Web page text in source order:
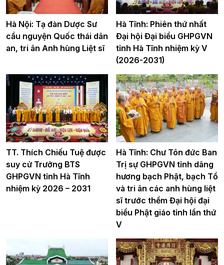
Hà Nội: Tạ đàn Dược Sư
cầu nguyện Quốc thái dân
an, tri ân Anh hùng Liệt sĩ
Hà Tĩnh: Phiên thứ nhất
Đại hội Đại biểu GHPGVN
tỉnh Hà Tĩnh nhiệm kỳ V
(2026-2031)
TT. Thích Chiếu Tuệ được
suy cử Trưởng BTS
GHPGVN tỉnh Hà Tĩnh
nhiệm kỳ 2026 – 2031
Hà Tĩnh: Chư Tôn đức Ban
Trị sự GHPGVN tỉnh dâng
hương bạch Phật, bạch Tổ
và tri ân các anh hùng liệt
sĩ trước thềm Đại hội đại
biểu Phật giáo tỉnh lần thứ
V